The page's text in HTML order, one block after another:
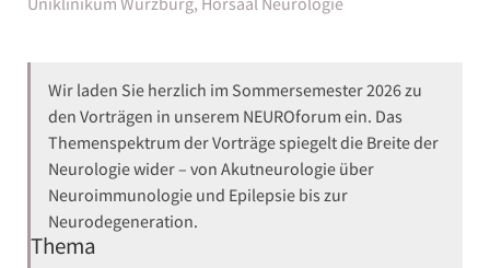
Wir laden Sie herzlich im Sommersemester 2026 zu
den Vorträgen in unserem NEUROforum ein. Das
Themenspektrum der Vorträge spiegelt die Breite der
Neurologie wider – von Akutneurologie über
Neuroimmunologie und Epilepsie bis zur
Neurodegeneration.
Thema